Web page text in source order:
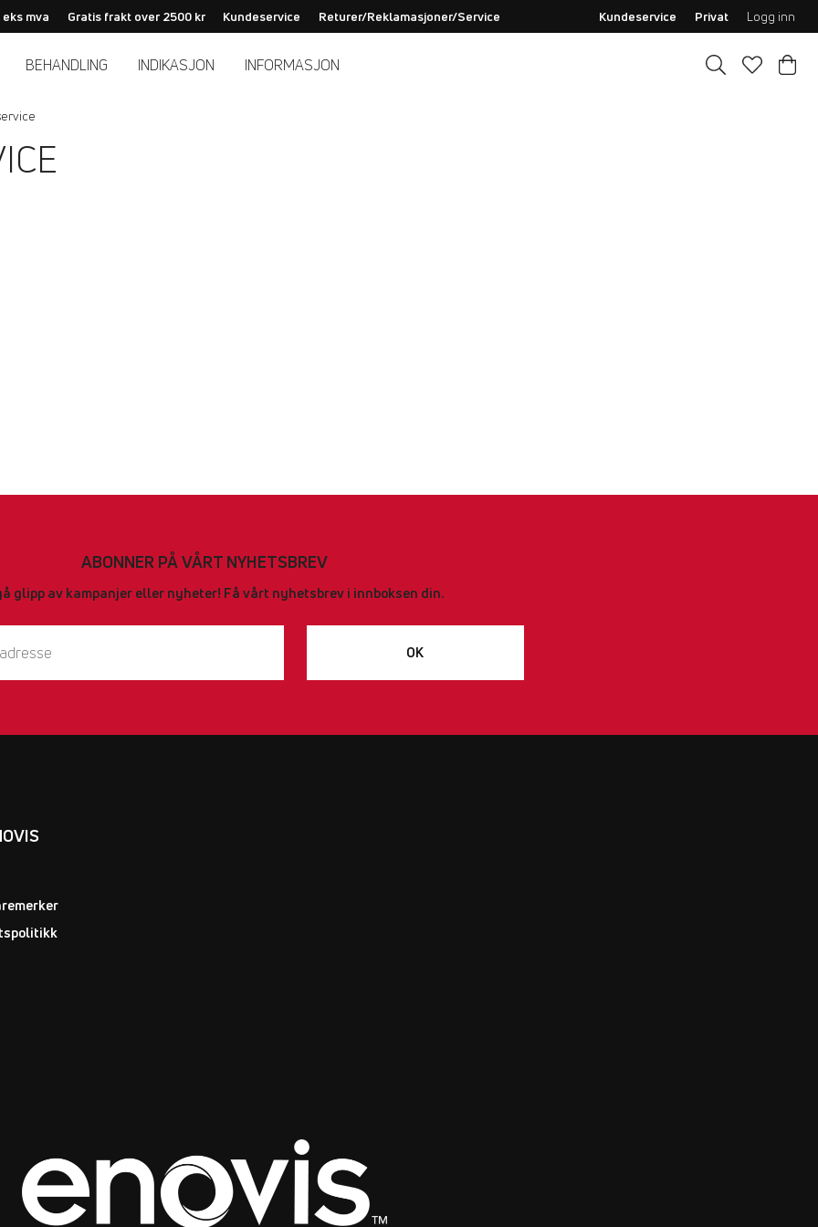
mva Gratis frakt over 2500 kr Kundeservice Returer/Reklamasjoner/Service Kundeservice Privat Logg inn
BEHANDLING INDIKASJON INFORMASJON
ABONNER PÅ VÅRT NYHETSBREV
glipp av kampanjer eller nyheter! Få vårt nyhetsbrev i innboksen din.
OK